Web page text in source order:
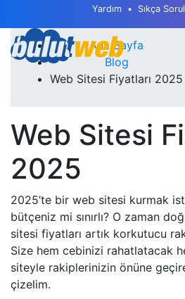
Yardım Sıkça
Ana Sayfa
Blog
Web Sitesi Fiyatları 2025
Web Sitesi
2025
2025’te bir web sitesi kurmak
bütçeniz mi sınırlı? O zaman
sitesi fiyatları artık korkutucu
Size hem cebinizi rahatlatacak
siteyle rakiplerinizin önüne
çizelim.